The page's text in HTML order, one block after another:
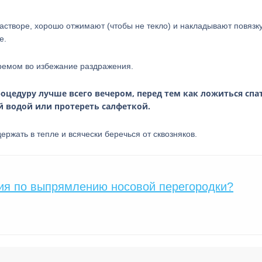
хорошо отжимают (чтобы не текло) и накладывают
во избежание раздражения.
лучше всего вечером, перед тем как ложиться
или протереть салфеткой.
в тепле и всячески беречься от сквозняков.
по выпрямлению носовой перегородки?